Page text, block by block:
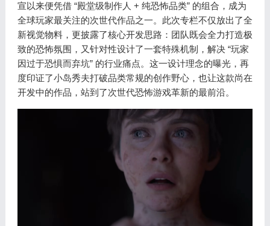
宣以来便凭借 “殿堂级制作人 + 纯恐怖品类” 的组合，成为
全球玩家最关注的次世代作品之一。此次专栏不仅放出了全
新视觉物料，更披露了核心开发思路：团队既会全力打造极
致的恐怖氛围，又针对性设计了一套特殊机制，解决 “玩家
因过于恐惧而弃坑” 的行业痛点。这一设计理念的曝光，再
度印证了小岛秀夫打破品类常规的创作野心，也让这款尚在
开发中的作品，站到了次世代恐怖游戏革新的最前沿。